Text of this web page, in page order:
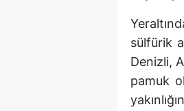
sülfürik
Denizli,
pamuk